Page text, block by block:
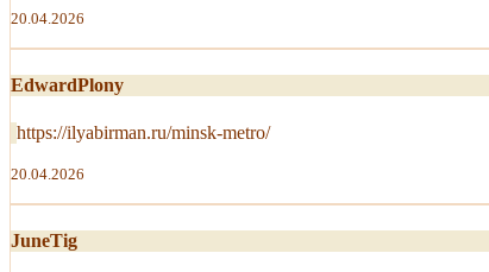
20.04.2026
EdwardPlony
https://ilyabirman.ru/minsk-metro/
20.04.2026
JuneTig